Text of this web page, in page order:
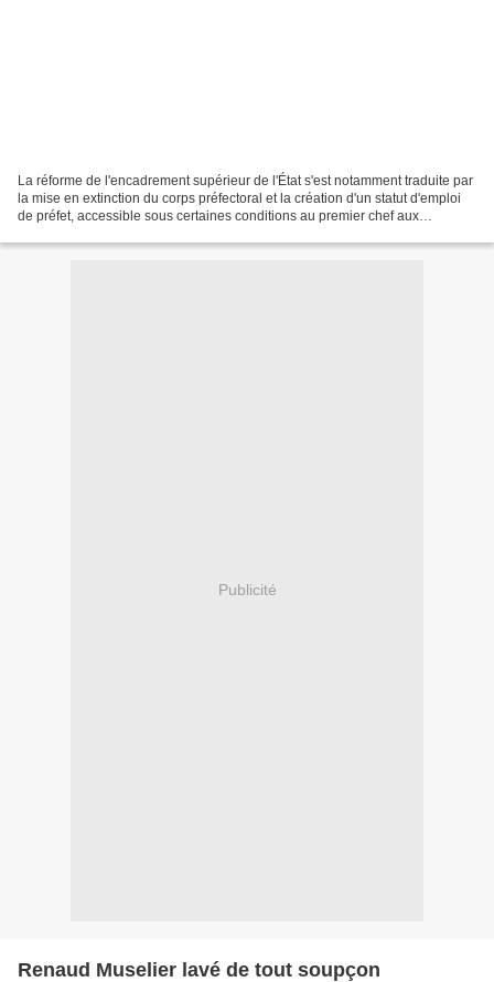
La réforme de l'encadrement supérieur de l'État s'est notamment traduite par
la mise en extinction du corps préfectoral et la création d'un statut d'emploi
de préfet, accessible sous certaines conditions au premier chef aux
Publicité
Renaud Muselier lavé de tout soupçon